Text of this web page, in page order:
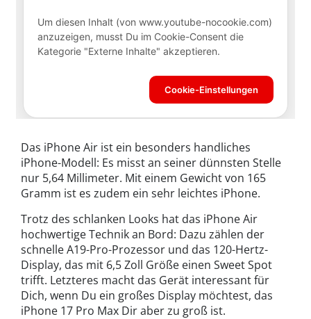
Das iPhone Air ist ein besonders handliches
iPhone-Modell: Es misst an seiner dünnsten Stelle
nur 5,64 Millimeter. Mit einem Gewicht von 165
Gramm ist es zudem ein sehr leichtes iPhone.
Trotz des schlanken Looks hat das iPhone Air
hochwertige Technik an Bord: Dazu zählen der
schnelle A19-Pro-Prozessor und das 120-Hertz-
Display, das mit 6,5 Zoll Größe einen Sweet Spot
trifft. Letzteres macht das Gerät interessant für
Dich, wenn Du ein großes Display möchtest, das
iPhone 17 Pro Max Dir aber zu groß ist.